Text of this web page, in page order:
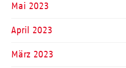
Mai 2023
April 2023
März 2023